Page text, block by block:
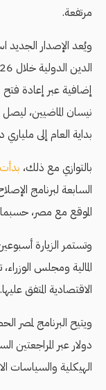
مرتفعة.
ويُعد الإصدار الجديد
إضافية عبر إعادة
نيسان الماضيين،
بداية العام إلى ملياري
بالتوازي مع ذلك، بدأت
السابعة لبرنامج
الموقع مع مصر،
وتستمر الزيارة
المالية ومجلس
الاقتصادية المتفق عليها.
دولار عبر المراجعتين
الهيكلية والسياسات